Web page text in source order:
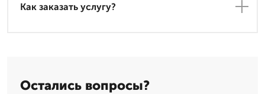
Как заказать услугу?
Остались вопросы?